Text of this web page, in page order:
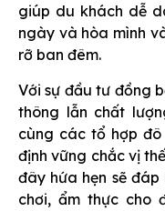
giúp du khách dễ
ngày và hòa mình
rỡ ban đêm.
Với sự đầu tư đồng
thông lẫn chất
cùng các tổ hợp
định vững chắc vị
đây hứa hẹn sẽ
chơi, ẩm thực cho